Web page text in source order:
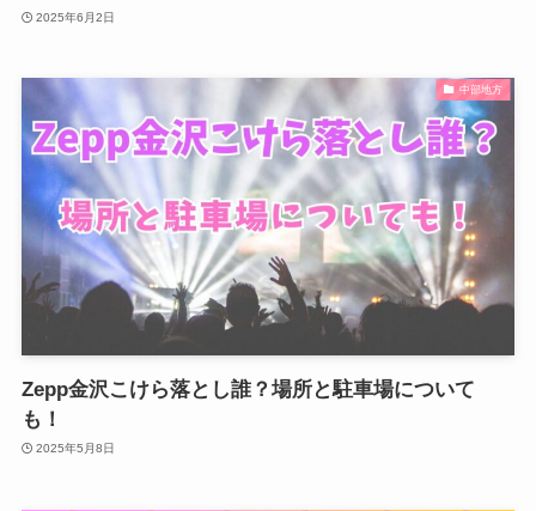
2025年6月2日
中部地方
Zepp金沢こけら落とし誰？場所と駐車場について
も！
2025年5月8日